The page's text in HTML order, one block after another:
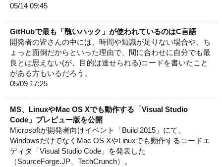
05/14 09:45
GitHubで最も「醜いハック」が使われているのはC言語
開発者の皆さんの中には、時間や知識が足りない場合や、ち
ょっと面倒だからといった理由で、間に合わせに自分でも最
良とは思えない(が、目的は達せられる)コードを書いたこと
がある方もいるだろう。
05/09 17:25
MS、LinuxやMac OS Xでも動作する「Visual Studio
Code」プレビュー版を公開
Microsoftが開発者向けイベント「Build 2015」にて、
WindowsだけでなくMac OS XやLinuxでも動作するコードエ
ディタ「Visual Studio Code」を発表した
（SourceForge.JP、TechCrunch）。